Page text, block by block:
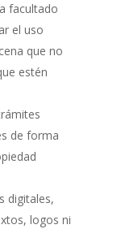
facultado
el uso
que no
estén
de forma
digitales,
logos ni